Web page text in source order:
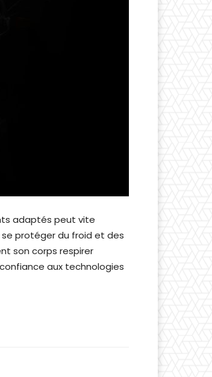
adaptés peut vite
protéger du froid et des
son corps respirer
confiance aux technologies